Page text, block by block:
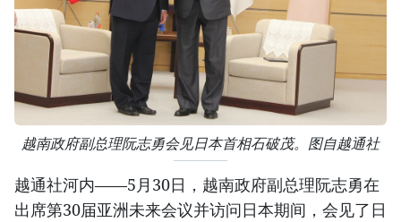
越南政府副总理阮志勇会见日本首相石破茂。图自越通社
越通社河内——5月30日，越南政府副总理阮志勇在
出席第30届亚洲未来会议并访问日本期间，会见了日